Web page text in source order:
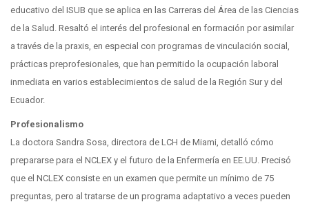
educativo del ISUB que se aplica en las Carreras del Área de las Ciencias
de la Salud. Resaltó el interés del profesional en formación por asimilar
a través de la praxis, en especial con programas de vinculación social,
prácticas preprofesionales, que han permitido la ocupación laboral
inmediata en varios establecimientos de salud de la Región Sur y del
Ecuador.
Profesionalismo
La doctora Sandra Sosa, directora de LCH de Miami, detalló cómo
prepararse para el NCLEX y el futuro de la Enfermería en EE.UU. Precisó
que el NCLEX consiste en un examen que permite un mínimo de 75
preguntas, pero al tratarse de un programa adaptativo a veces pueden